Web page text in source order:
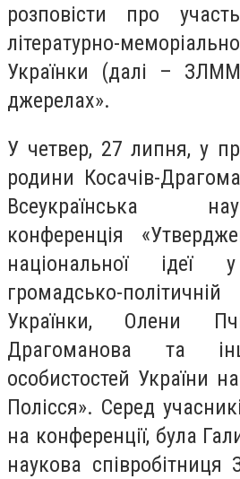
розповісти про
літературно-
Українки (далі –
джерелах».
У четвер, 27 липня, у
родини Косачів-
Всеукраїнська
конференція
національної ідеї
громадсько-політичній
Українки, Олени
Драгоманова та
особистостей України
Полісся». Серед
на конференції, була
наукова